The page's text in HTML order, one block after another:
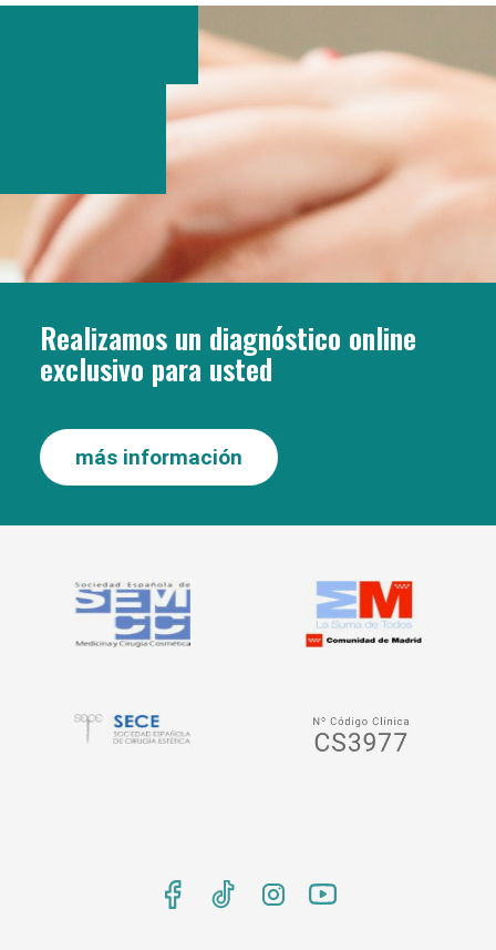
Realizamos un diagnóstico online
exclusivo para usted
más información